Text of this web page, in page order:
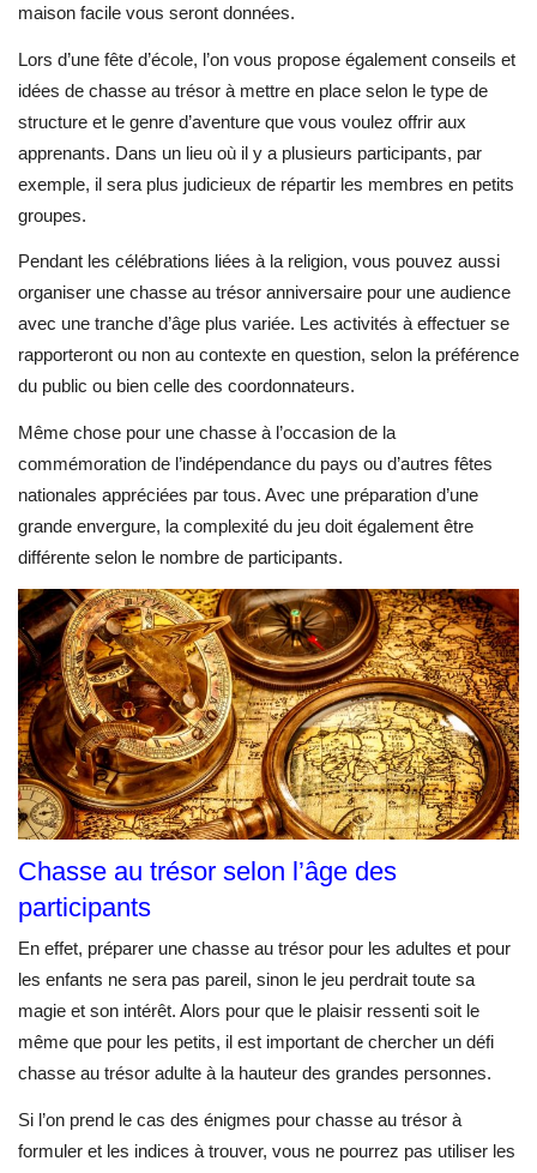
maison facile vous seront données.
Lors d’une fête d’école, l’on vous propose également conseils et
idées de chasse au trésor à mettre en place selon le type de
structure et le genre d’aventure que vous voulez offrir aux
apprenants. Dans un lieu où il y a plusieurs participants, par
exemple, il sera plus judicieux de répartir les membres en petits
groupes.
Pendant les célébrations liées à la religion, vous pouvez aussi
organiser une chasse au trésor anniversaire pour une audience
avec une tranche d’âge plus variée. Les activités à effectuer se
rapporteront ou non au contexte en question, selon la préférence
du public ou bien celle des coordonnateurs.
Même chose pour une chasse à l’occasion de la
commémoration de l’indépendance du pays ou d’autres fêtes
nationales appréciées par tous. Avec une préparation d’une
grande envergure, la complexité du jeu doit également être
différente selon le nombre de participants.
Chasse au trésor selon l’âge des
participants
En effet, préparer une chasse au trésor pour les adultes et pour
les enfants ne sera pas pareil, sinon le jeu perdrait toute sa
magie et son intérêt. Alors pour que le plaisir ressenti soit le
même que pour les petits, il est important de chercher un défi
chasse au trésor adulte à la hauteur des grandes personnes.
Si l’on prend le cas des énigmes pour chasse au trésor à
formuler et les indices à trouver, vous ne pourrez pas utiliser les